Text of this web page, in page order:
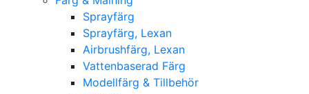
Sprayfärg
Sprayfärg, Lexan
Airbrushfärg, Lexan
Vattenbaserad Färg
Modellfärg & Tillbehör